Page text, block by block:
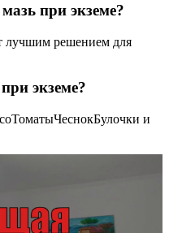
при экземе?
лучшим решением для
экземе?
и